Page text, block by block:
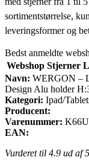
sortimentstørrelse,
leveringsformer og
Bedst anmeldte
Webshop Stjerner
Navn: WERGON –
Design Alu holder
Kategori: Ipad/
Producent:
Varenummer:
EAN:
Vurderet til 4.9 ud af